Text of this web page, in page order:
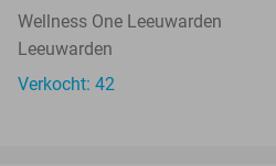
Wellness One Leeuwarden
Leeuwarden
Verkocht: 42